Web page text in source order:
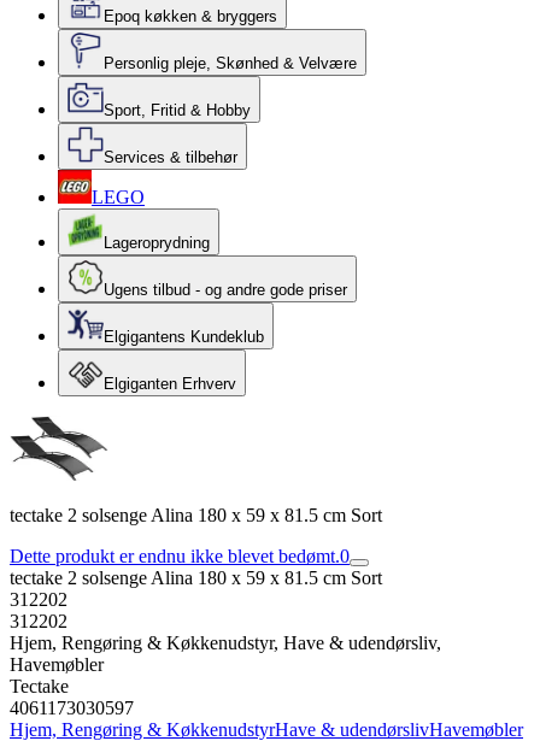
Epoq køkken & bryggers
Personlig pleje, Skønhed & Velvære
Sport, Fritid & Hobby
Services & tilbehør
LEGO
Lageroprydning
Ugens tilbud - og andre gode priser
Elgigantens Kundeklub
Elgiganten Erhverv
tectake 2 solsenge Alina 180 x 59 x 81.5 cm Sort
Dette produkt er endnu ikke blevet bedømt.0
tectake 2 solsenge Alina 180 x 59 x 81.5 cm Sort
312202
312202
Hjem, Rengøring & Køkkenudstyr, Have & udendørsliv,
Havemøbler
Tectake
4061173030597
Hjem, Rengøring & KøkkenudstyrHave & udendørslivHavemøbler